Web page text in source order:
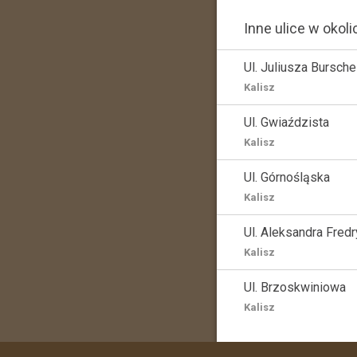
Inne ulice w
Ul. Juliusza Bursche
Kalisz
Ul. Gwiaździsta
Kalisz
Ul. Górnośląska
Kalisz
Ul. Aleksandra
Kalisz
Ul. Brzoskwiniowa
Kalisz